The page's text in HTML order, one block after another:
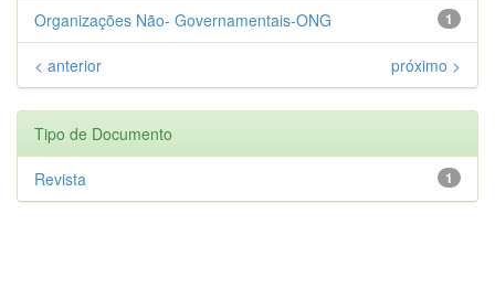
1
Organizações Não- Governamentais-ONG
< anterior próximo >
Tipo de Documento
1
Revista